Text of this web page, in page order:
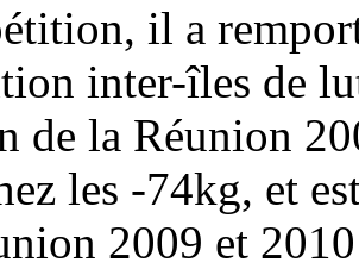
il a
inter-îles de
de la Réunion
les -74kg, et
2009 et